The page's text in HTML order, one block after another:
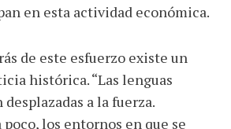
en esta actividad económica.
de este esfuerzo existe un
histórica. “Las lenguas
a la fuerza.
los entornos en que se